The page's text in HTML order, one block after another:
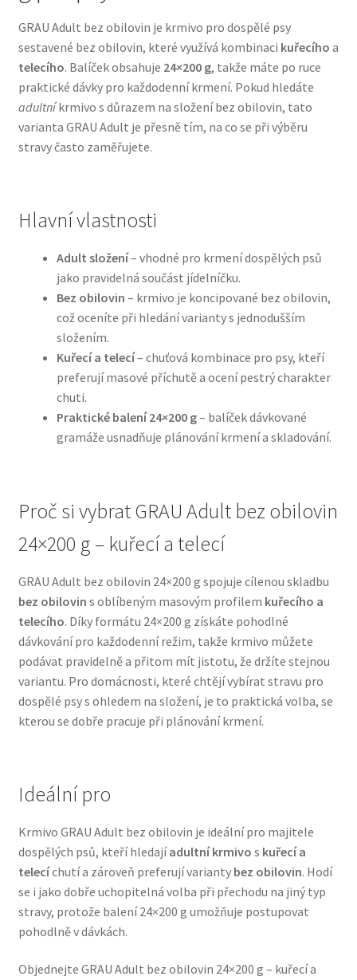
Bozita pro psy — Švédské krmivo s nordickou kvalitou
Brit pro psy
Granule pro psy
Happy Dog — Německá kvalita a přirozené složení
Hill’s pro psy
Hračky pro psy
Konzervy a kapsičky pro psy
N&D Farmina pro psy — Italské holistic krmivo
Oblečky pro psy
Pelíšky pro psy
Přepravky pro psy
Purizon pro psy — Vysoký obsah masa, bez obilovin
Royal Canin pro psy
GRAU Adult bez obilovin je krmivo pro dospělé psy
sestavené bez obilovin, které využívá kombinaci kuřecího a
telecího. Balíček obsahuje 24×200 g, takže máte po ruce
praktické dávky pro každodenní krmení. Pokud hledáte
adultníkrmivo s důrazem na složení bez obilovin, tato
varianta GRAU Adult je přesně tím, na co se při výběru
stravy často zaměřujete.
Hlavní vlastnosti
Adult složení– vhodné pro krmení dospělých psů
jako pravidelná součást jídelníčku.
Bez obilovin – krmivo je koncipované bez obilovin,
což oceníte při hledání varianty s jednodušším
složením.
Kuřecí a telecí– chuťová kombinace pro psy, kteří
preferují masové příchutě a ocení pestrý charakter
chuti.
Praktické balení 24×200 g– balíček dávkované
gramáže usnadňuje plánování krmení a skladování.
Proč si vybrat GRAU Adult bez obilovin
24×200 g – kuřecí a telecí
GRAU Adult bez obilovin 24×200 g spojuje cílenou skladbu
bez obilovin s oblíbeným masovým profilem kuřecího a
telecího. Díky formátu 24×200 g získáte pohodlné
dávkování pro každodenní režim, takže krmivo můžete
podávat pravidelně a přitom mít jistotu, že držíte stejnou
variantu. Pro domácnosti, které chtějí vybírat stravu pro
dospělé psy s ohledem na složení, je to praktická volba, se
kterou se dobře pracuje při plánování krmení.
Ideální pro
Krmivo GRAU Adult bez obilovin je ideální pro majitele
dospělých psů, kteří hledajíadultní krmivo s kuřecí a
telecíchutí a zároveň preferují varianty bez obilovin. Hodí
se i jako dobře uchopitelná volba při přechodu na jiný typ
stravy, protože balení 24×200 g umožňuje postupovat
pohodlně v dávkách.
Objednejte GRAU Adult bez obilovin 24×200 g – kuřecí a